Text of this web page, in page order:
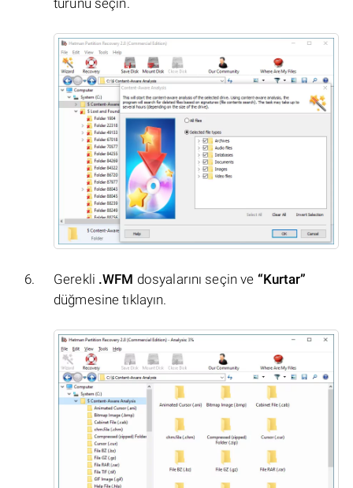
Gerekli .WFM dosyalarını seçin ve “Kurtar”
düğmesine tıklayın.